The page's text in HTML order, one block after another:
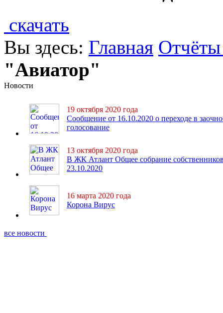
скачать
Вы здесь: Главная
"Авиатор"
Новости
19 октября 2020 года
Сообщение от 16.10.2020 о переходе в
голосование
13 октября 2020 года
В ЖК Атлант Общее собрание
23.10.2020
16 марта 2020 года
Корона Вирус
все новости